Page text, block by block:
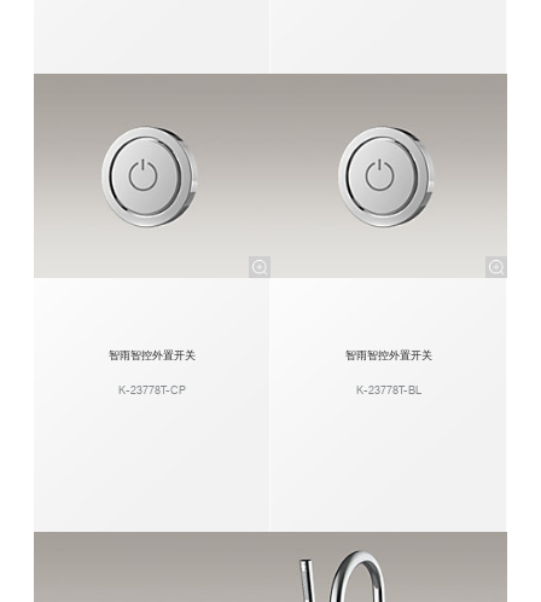
智雨智控外置开关
K-23778T-CP
智雨智控外置开关
K-23778T-BL